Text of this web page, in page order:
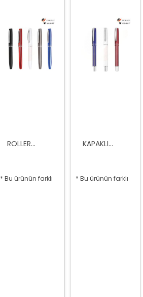
ROLLER...
* Bu ürünün farklı
KAPAKLI...
* Bu ürünün farklı